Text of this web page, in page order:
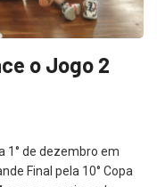
o Jogo 2
1° de dezembro em
Final pela 10° Copa